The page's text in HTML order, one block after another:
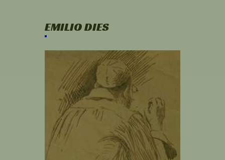
EMILIO DIES